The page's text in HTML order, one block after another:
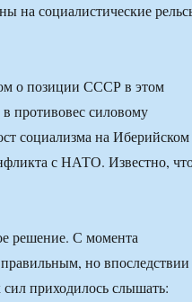
на социалистические
о позиции СССР в этом
противовес силовому
социализма на Иберийском
с НАТО. Известно,
решение. С момента
но впоследствии
приходилось слышать: